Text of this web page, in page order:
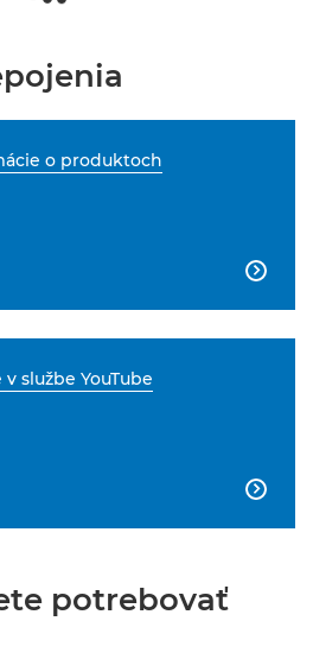
o produktoch

službe YouTube

potrebovať